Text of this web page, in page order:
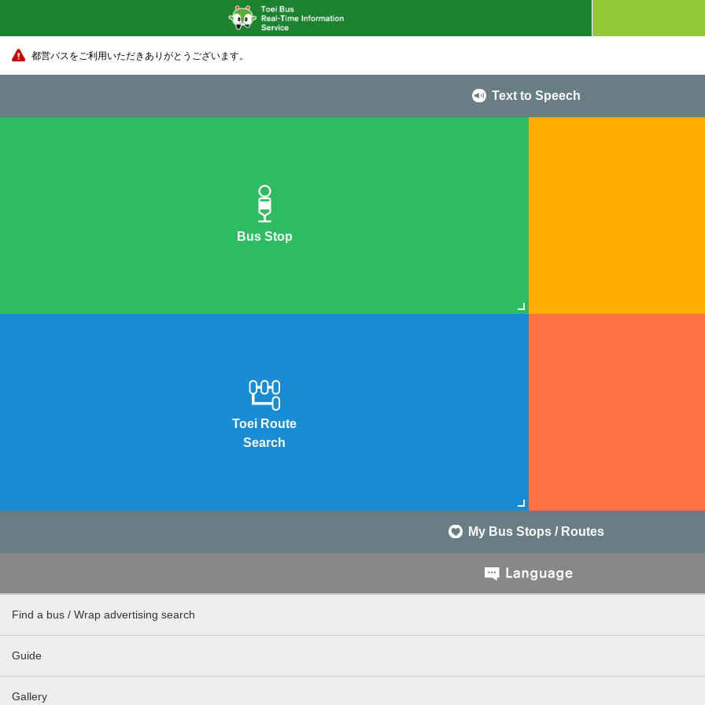
都営バスをご利用いただきありがとうございます。
Text to Speech
Bus Stop
Toei Route
Search
My Bus Stops / Routes
Find a bus / Wrap advertising search
Guide
Gallery